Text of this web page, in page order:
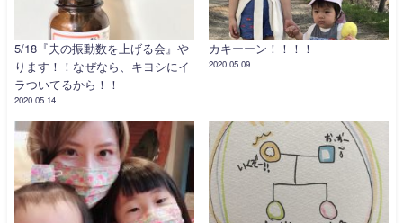
5/18『夫の振動数を上げる会』や
ります！！なぜなら、キヨシにイ
ラついてるから！！
2020.05.14
カキーーン！！！！
2020.05.09